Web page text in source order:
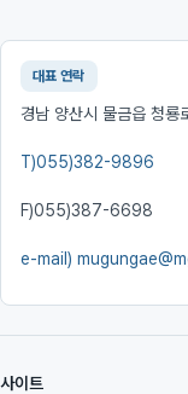
대표 연락
경남 양산시 물금읍 청룡
T)055)382-9896
F)055)387-6698
e-mail)
사이트